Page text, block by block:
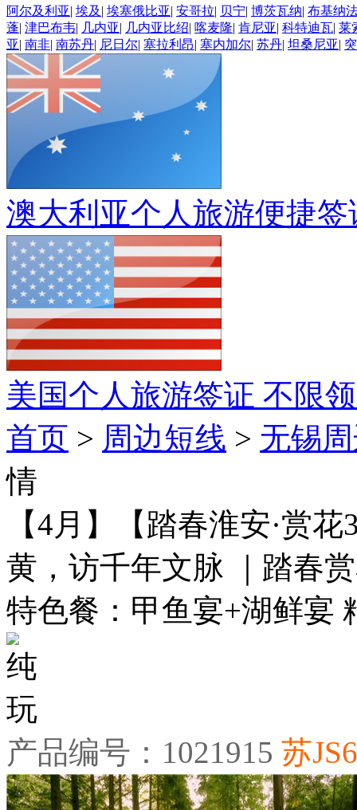
阿尔及利亚| 埃及 | 埃塞俄比亚| 安哥拉| 贝宁| 博茨瓦纳| 布基纳
蓬| 津巴布韦| 几内亚| 几内亚比绍| 喀麦隆| 肯尼亚| 科特迪瓦| 莱
亚| 南非| 南苏丹| 尼日尔| 塞拉利昂| 塞内加尔| 苏丹| 坦桑尼亚|
澳大利亚个人旅游便捷
美国个人旅游签证 不限
首页 > 周边短线 > 无锡
情
【4月】【踏春淮安·赏
黄，访千年文脉 ｜踏春
特色餐：甲鱼宴+湖鲜宴
产品编号：1021915 苏